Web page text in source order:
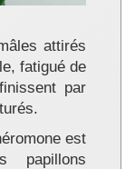
attirés
fatigué de
par
est
papillons